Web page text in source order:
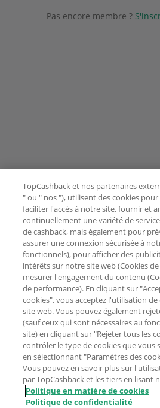
Pas encore membre ?
TopCashback et nos partenaires
" ou " nos "), utilisent des cookies
faciliter l'accès à notre site, fournir et
continuellement une variété de
de cashback, mais également pour
assurer une connexion sécurisée à
fonctionnels), pour afficher des
intérêts sur notre site web (Cookies
mesurer l'engagement du contenu
de performance). En cliquant sur
cookies", vous acceptez l'utilisation
site web. Vous pouvez également
(sauf ceux qui sont nécessaires au
site) en cliquant sur "Rejeter tous les
contrôler le type de cookies que vous
en sélectionnant "Paramètres des
Vous pouvez en savoir plus sur
par TopCashback et les tiers en lisant
Politique en matière de cookies
Politique de confidentialité